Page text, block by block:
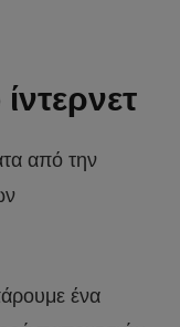
από την
ένα